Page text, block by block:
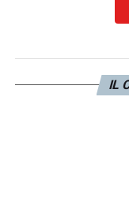
meglio. Lotta
è ancora lungo
IL